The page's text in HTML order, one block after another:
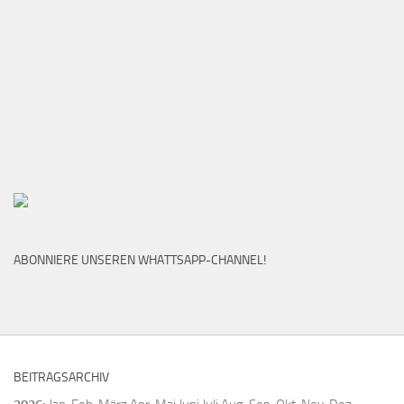
ABONNIERE UNSEREN WHATTSAPP-CHANNEL!
BEITRAGSARCHIV